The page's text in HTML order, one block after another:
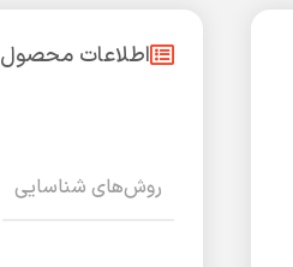
اطلاعات محصول
روش‌های شناسایی